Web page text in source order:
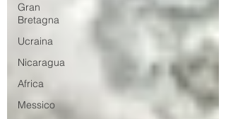
Gran
Bretagna
Ucraina
Nicaragua
Africa
Messico